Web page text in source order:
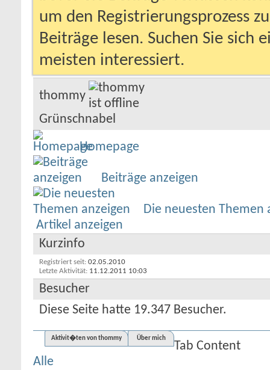
um den Registrierungsprozess
Beiträge lesen. Suchen Sie sich
meisten interessiert.
thommy
Grünschnabel
Homepage
Beiträge anzeigen
Die neuesten Themen
Artikel anzeigen
Kurzinfo
Registriert seit 02.05.2010
Letzte Aktivität 11.12.2011 10:03
Besucher
Diese Seite hatte 19.347 Besucher.
Aktivit�ten von thommy Über mich
Tab Content
Alle